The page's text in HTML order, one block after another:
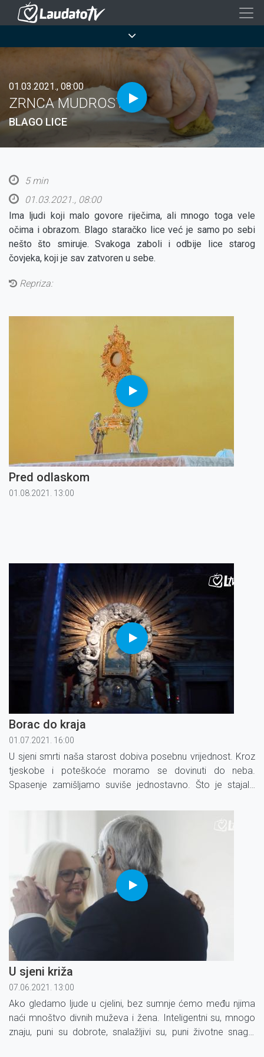
Skoči
sadržaj
01.03.2021., 08:00
ZRNCA MUDROSTI
BLAGO LICE
5 min
01.03.2021., 08:00
Ima ljudi koji malo govore riječima, ali mnogo toga vele
očima i obrazom. Blago staračko lice već je samo po sebi
nešto što smiruje. Svakoga zaboli i odbije lice starog
čovjeka, koji je sav zatvoren u sebe.
Repriza:
Pred odlaskom
01.08.2021. 13:00
Borac do kraja
01.07.2021. 16:00
U sjeni smrti naša starost dobiva posebnu vrijednost. Kroz
tjeskobe i poteškoće moramo se dovinuti do neba.
Spasenje zamišljamo suviše jednostavno. Što je stajalo
bijede te nam pribavio otkupljenje!
U sjeni križa
07.06.2021. 13:00
Ako gledamo ljude u cjelini, bez sumnje ćemo među njima
naći mnoštvo divnih muževa i žena. Inteligentni su, mnogo
znaju, puni su dobrote, snalažljivi su, puni životne snage,